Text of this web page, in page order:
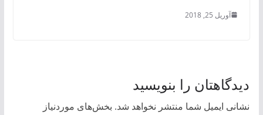
آوریل 25, 2018
دیدگاهتان را بنویسید
نشانی ایمیل شما منتشر نخواهد شد. بخش‌های موردنیاز